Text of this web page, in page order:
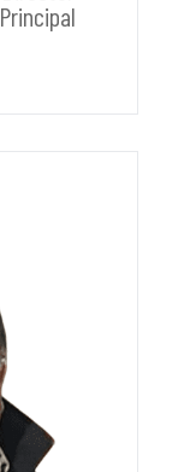
Principal